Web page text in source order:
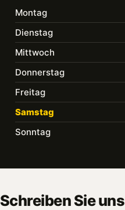
Montag
Dienstag
Mittwoch
Donnerstag
Freitag
Samstag
Sonntag
Schreiben Sie uns